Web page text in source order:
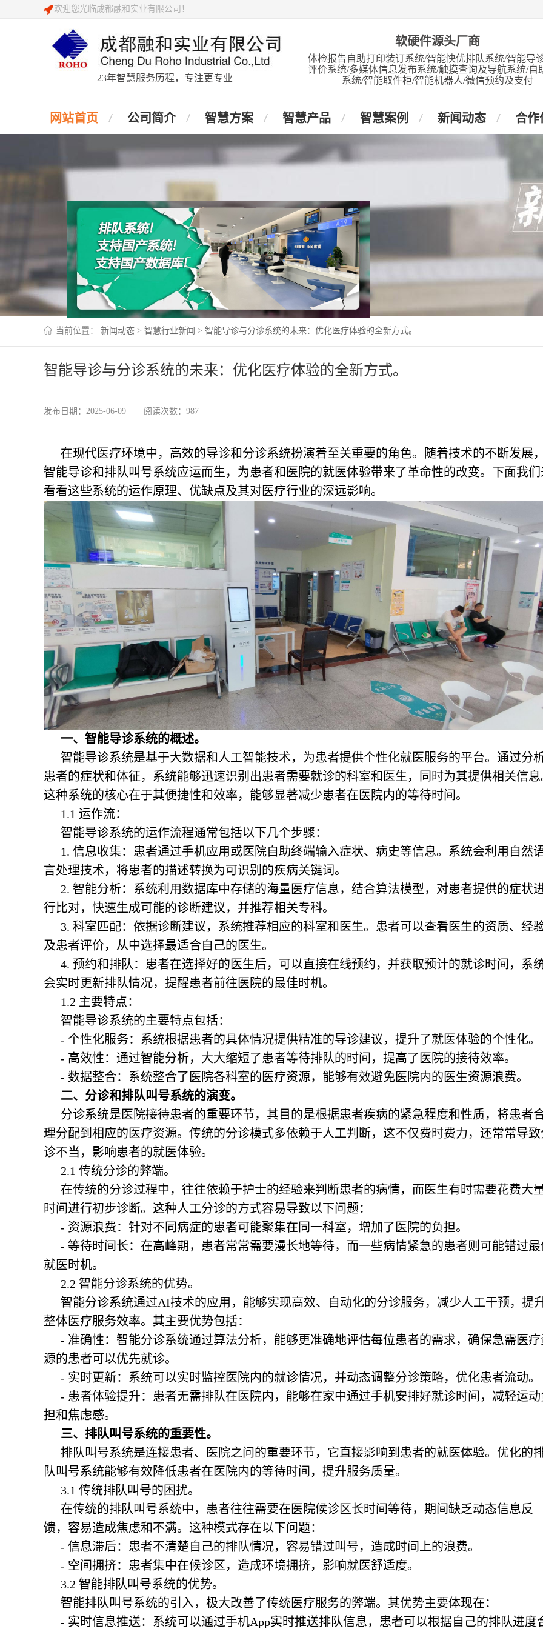
欢迎您光临成都融和实业有限公司！
23年智慧服务历程，专注更专业
软硬件源头厂商
体检报告自助打印装订系统/智能快优排队系统/智能导
评价系统/多媒体信息发布系统/触摸查询及导航系统/自
系统/智能取件柜/智能机器人/微信预约及支付
网站首页 公司简介 智慧方案 智慧产品 智慧案例 新闻动态 合作
当前位置： 新闻动态 > 智慧行业新闻 > 智能导诊与分诊系统的未来：优化医疗体验的全新方式。
智能导诊与分诊系统的未来：优化医疗体验的全新方式。
发布日期：2025-06-09 阅读次数：987
在现代医疗环境中，高效的导诊和分诊系统扮演着至关重要的角色。随着技术的不断发展，
智能导诊和排队叫号系统应运而生，为患者和医院的就医体验带来了革命性的改变。下面我们
看看这些系统的运作原理、优缺点及其对医疗行业的深远影响。
一、智能导诊系统的概述。
智能导诊系统是基于大数据和人工智能技术，为患者提供个性化就医服务的平台。通过分
患者的症状和体征，系统能够迅速识别出患者需要就诊的科室和医生，同时为其提供相关信息
这种系统的核心在于其便捷性和效率，能够显著减少患者在医院内的等待时间。
1.1 运作流：
智能导诊系统的运作流程通常包括以下几个步骤：
1. 信息收集：患者通过手机应用或医院自助终端输入症状、病史等信息。系统会利用自然
言处理技术，将患者的描述转换为可识别的疾病关键词。
2. 智能分析：系统利用数据库中存储的海量医疗信息，结合算法模型，对患者提供的症状
行比对，快速生成可能的诊断建议，并推荐相关专科。
3. 科室匹配：依据诊断建议，系统推荐相应的科室和医生。患者可以查看医生的资质、经
及患者评价，从中选择最适合自己的医生。
4. 预约和排队：患者在选择好的医生后，可以直接在线预约，并获取预计的就诊时间，系
会实时更新排队情况，提醒患者前往医院的最佳时机。
1.2 主要特点：
智能导诊系统的主要特点包括：
- 个性化服务：系统根据患者的具体情况提供精准的导诊建议，提升了就医体验的个性化。
- 高效性：通过智能分析，大大缩短了患者等待排队的时间，提高了医院的接待效率。
- 数据整合：系统整合了医院各科室的医疗资源，能够有效避免医院内的医生资源浪费。
二、分诊和排队叫号系统的演变。
分诊系统是医院接待患者的重要环节，其目的是根据患者疾病的紧急程度和性质，将患者
理分配到相应的医疗资源。传统的分诊模式多依赖于人工判断，这不仅费时费力，还常常导致
诊不当，影响患者的就医体验。
2.1 传统分诊的弊端。
在传统的分诊过程中，往往依赖于护士的经验来判断患者的病情，而医生有时需要花费大
时间进行初步诊断。这种人工分诊的方式容易导致以下问题：
- 资源浪费：针对不同病症的患者可能聚集在同一科室，增加了医院的负担。
- 等待时间长：在高峰期，患者常常需要漫长地等待，而一些病情紧急的患者则可能错过最
就医时机。
2.2 智能分诊系统的优势。
智能分诊系统通过AI技术的应用，能够实现高效、自动化的分诊服务，减少人工干预，提
整体医疗服务效率。其主要优势包括：
- 准确性：智能分诊系统通过算法分析，能够更准确地评估每位患者的需求，确保急需医疗
源的患者可以优先就诊。
- 实时更新：系统可以实时监控医院内的就诊情况，并动态调整分诊策略，优化患者流动。
- 患者体验提升：患者无需排队在医院内，能够在家中通过手机安排好就诊时间，减轻运动
担和焦虑感。
三、排队叫号系统的重要性。
排队叫号系统是连接患者、医院之问的重要环节，它直接影响到患者的就医体验。优化的
队叫号系统能够有效降低患者在医院内的等待时间，提升服务质量。
3.1 传统排队叫号的困扰。
在传统的排队叫号系统中，患者往往需要在医院候诊区长时间等待，期间缺乏动态信息反
馈，容易造成焦虑和不满。这种模式存在以下问题：
- 信息滞后：患者不清楚自己的排队情况，容易错过叫号，造成时间上的浪费。
- 空间拥挤：患者集中在候诊区，造成环境拥挤，影响就医舒适度。
3.2 智能排队叫号系统的优势。
智能排队叫号系统的引入，极大改善了传统医疗服务的弊端。其优势主要体现在：
- 实时信息推送：系统可以通过手机App实时推送排队信息，患者可以根据自己的排队进度